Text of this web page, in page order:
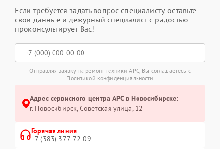
Если требуется задать вопрос специалисту, оставьте
свои данные и дежурный специалист с радостью
проконсультирует Вас!
Отправляя заявку на ремонт техники APC, Вы соглашаетесь с
Политикой конфиденциальности
Адрес сервисного центра APC в Новосибирске:
г. Новосибирск, Советская улица, 12
Горячая линия
+7 (383) 377-72-09